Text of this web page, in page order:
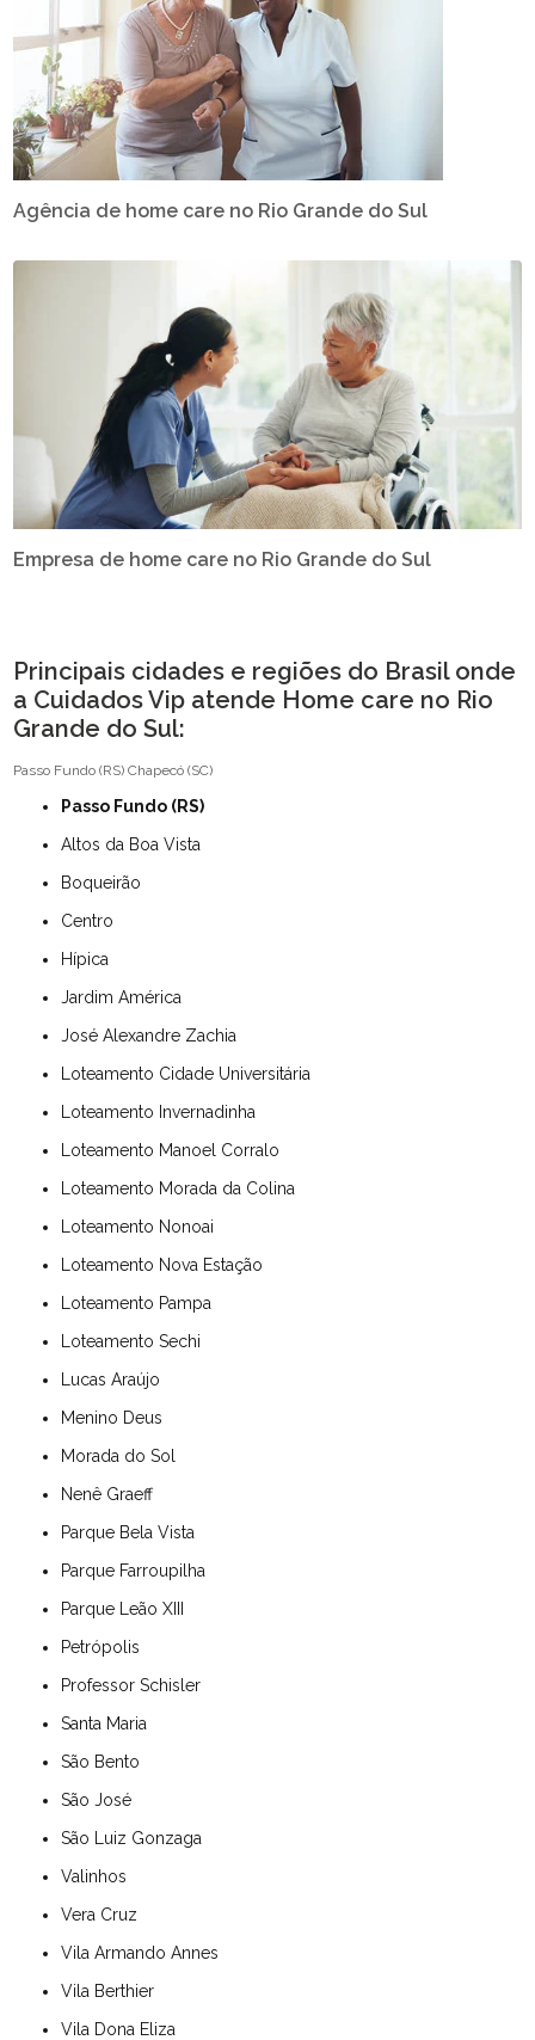
Agência de home care no Rio Grande do Sul
Empresa de home care no Rio Grande do Sul
Principais cidades e regiões do Brasil onde
a Cuidados Vip atende Home care no Rio
Grande do Sul:
Passo Fundo (RS) Chapecó (SC)
Passo Fundo (RS)
Altos da Boa Vista
Boqueirão
Centro
Hípica
Jardim América
José Alexandre Zachia
Loteamento Cidade Universitária
Loteamento Invernadinha
Loteamento Manoel Corralo
Loteamento Morada da Colina
Loteamento Nonoai
Loteamento Nova Estação
Loteamento Pampa
Loteamento Sechi
Lucas Araújo
Menino Deus
Morada do Sol
Nenê Graeff
Parque Bela Vista
Parque Farroupilha
Parque Leão XIII
Petrópolis
Professor Schisler
Santa Maria
São Bento
São José
São Luiz Gonzaga
Valinhos
Vera Cruz
Vila Armando Annes
Vila Berthier
Vila Dona Eliza